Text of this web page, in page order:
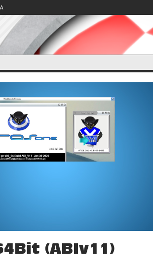
(ABIv11)